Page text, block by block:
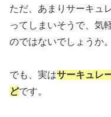
ただ、あまりサーキュ
ってしまいそうで、気
のではないでしょうか。
でも、実はサーキュレ
どです。